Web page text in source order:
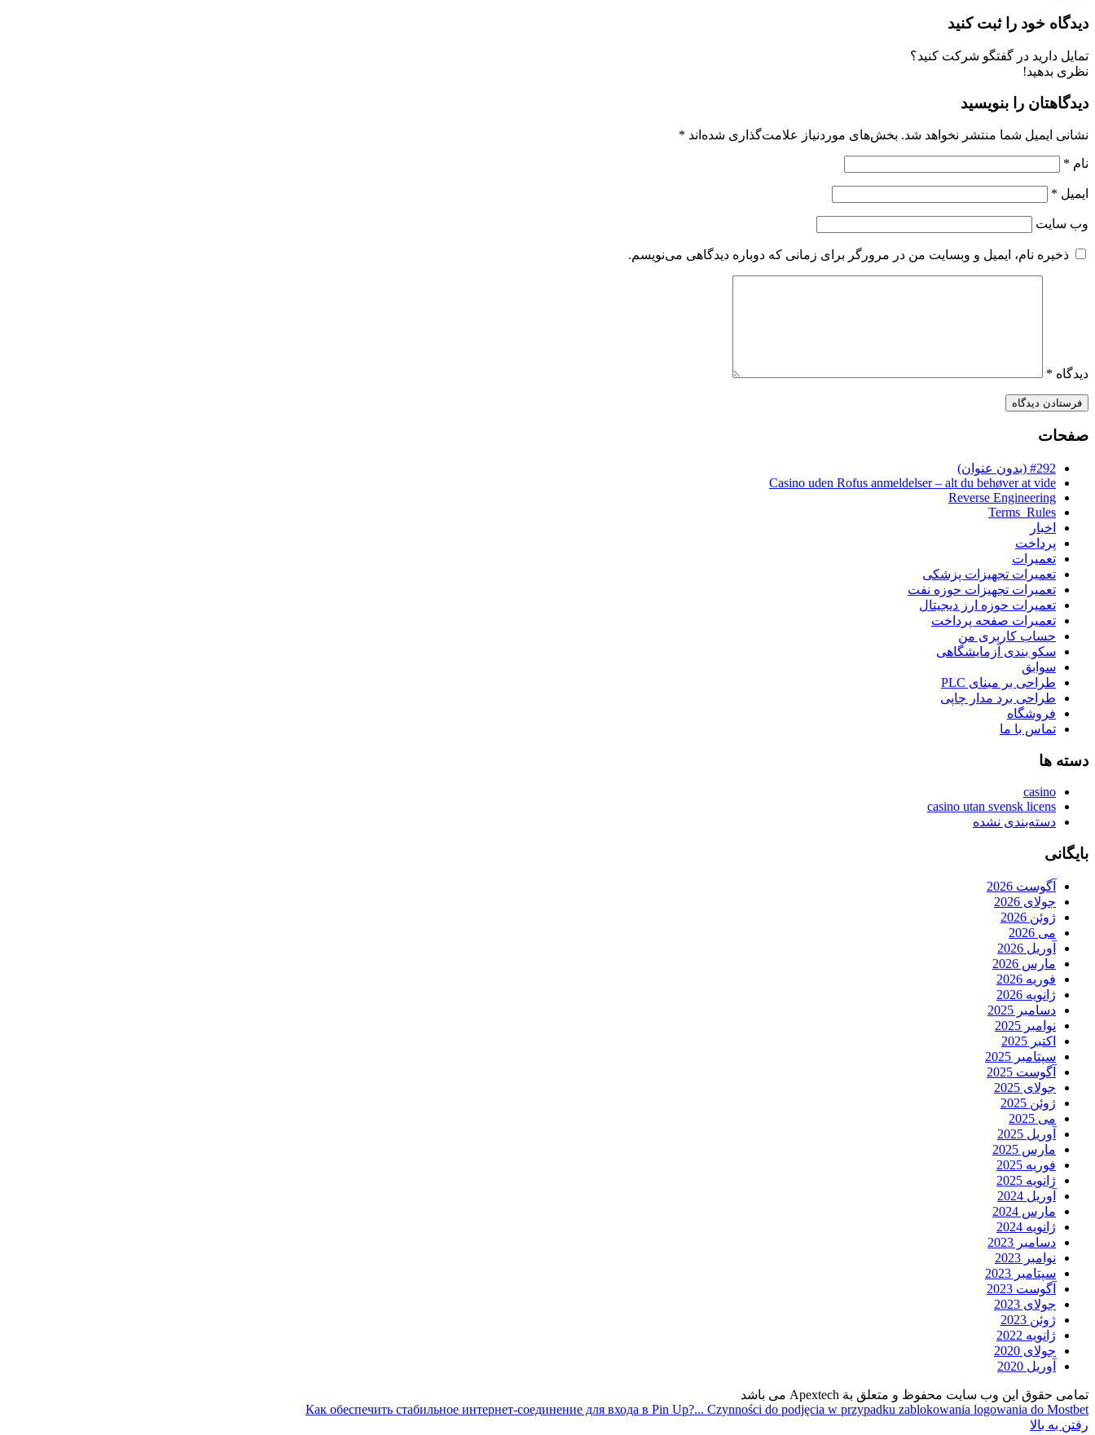
دیدگاه خود را ثبت کنید
تمایل دارید در گفتگو شرکت کنید؟
نظری بدهید!
دیدگاهتان را بنویسید
نشانی ایمیل شما منتشر نخواهد شد. بخش‌های موردنیاز علامت‌گذاری شده‌اند *
نام *
ایمیل *
وب‌ سایت
ذخیره نام، ایمیل و وبسایت من در مرورگر برای زمانی که دوباره دیدگاهی می‌نویسم.
دیدگاه *
صفحات
#292 (بدون عنوان)
Casino uden Rofus anmeldelser – alt du behøver at vide
Reverse Engineering
Terms_Rules
اخبار
پرداخت
تعمیرات
تعمیرات تجهیزات پزشکی
تعمیرات تجهیزات حوزه نفت
تعمیرات حوزه ارز دیجیتال
تعمیرات صفحه پرداخت
حساب کاربری من
سکو بندی آزمایشگاهی
سوابق
طراحی بر مبنای PLC
طراحی برد مدار چاپی
فروشگاه
تماس با ما
دسته ها
casino
casino utan svensk licens
دسته‌بندی نشده
بایگانی
آگوست 2026
جولای 2026
ژوئن 2026
می 2026
آوریل 2026
مارس 2026
فوریه 2026
ژانویه 2026
دسامبر 2025
نوامبر 2025
اکتبر 2025
سپتامبر 2025
آگوست 2025
جولای 2025
ژوئن 2025
می 2025
آوریل 2025
مارس 2025
فوریه 2025
ژانویه 2025
آوریل 2024
مارس 2024
ژانویه 2024
دسامبر 2023
نوامبر 2023
سپتامبر 2023
آگوست 2023
جولای 2023
ژوئن 2023
ژانویه 2022
جولای 2020
آوریل 2020
تمامی حقوق این وب سایت محفوظ و متعلق بة Apextech می باشد
Как обеспечить стабильное интернет-соединение для входа в Pin Up?... Czynności do podjęcia w przypadku zablokowania logowania do Mostbet
رفتن به بالا